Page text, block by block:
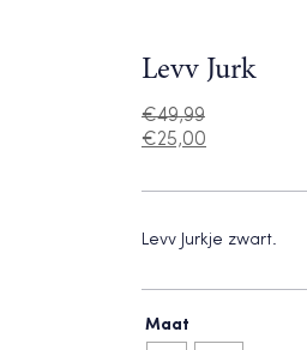
Levv Jurk
€49,99
€25,00
Levv Jurkje zwart.
Maat